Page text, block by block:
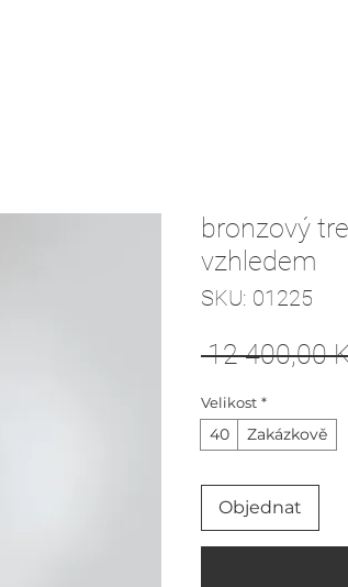
bronzový
vzhledem
SKU: 01225
12 400,00
Velikost *
40 Zakázkově
Objednat